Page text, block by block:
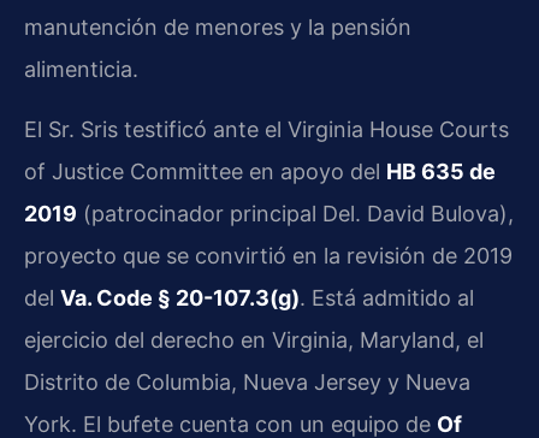
manutención de menores y la pensión
alimenticia.
El Sr. Sris testificó ante el Virginia House Courts
of Justice Committee en apoyo del HB 635 de
2019 (patrocinador principal Del. David Bulova),
proyecto que se convirtió en la revisión de 2019
del Va. Code § 20-107.3(g). Está admitido al
ejercicio del derecho en Virginia, Maryland, el
Distrito de Columbia, Nueva Jersey y Nueva
York. El bufete cuenta con un equipo de Of